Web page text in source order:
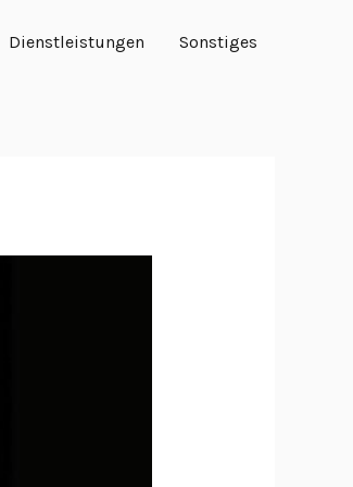
Dienstleistungen Sonstiges